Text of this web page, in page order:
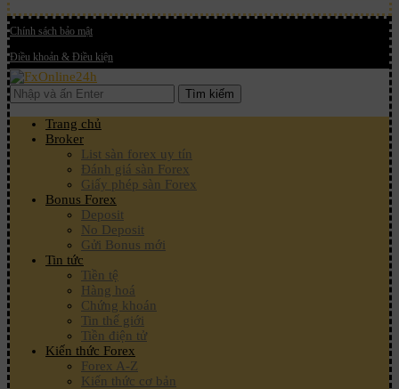
Chính sách bảo mật
Điều khoản & Điều kiện
Tìm kiếm
Trang chủ
Broker
List sàn forex uy tín
Đánh giá sàn Forex
Giấy phép sàn Forex
Bonus Forex
Deposit
No Deposit
Gửi Bonus mới
Tin tức
Tiền tệ
Hàng hoá
Chứng khoán
Tin thế giới
Tiền điện tử
Kiến thức Forex
Forex A-Z
Kiến thức cơ bản